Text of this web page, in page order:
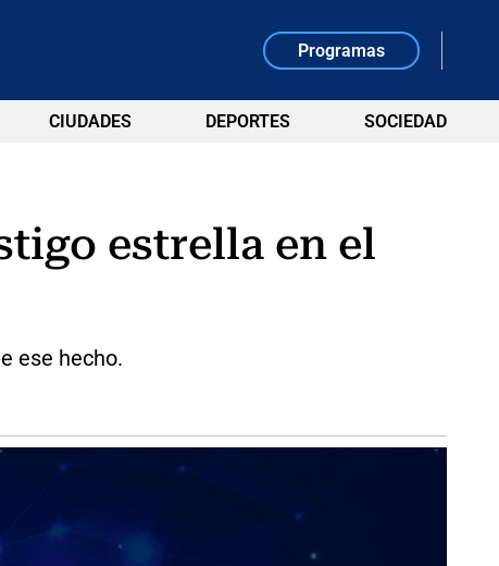
Programas
CIUDADES DEPORTES SOCIEDAD
estrella en el
ese hecho.